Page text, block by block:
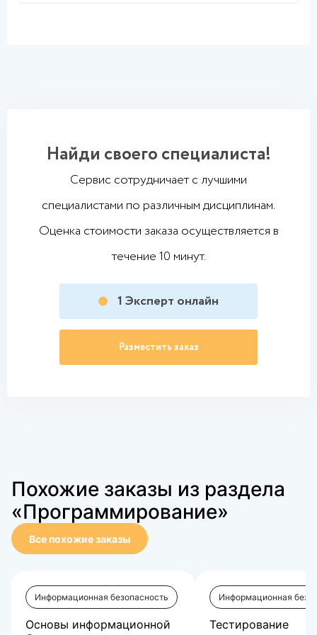
Найди своего специалиста!
Сервис сотрудничает с лучшими
специалистами по различным дисциплинам.
Оценка стоимости заказа осуществляется в
течение 10 минут.
1Эксперт онлайн
Разместить заказ
Похожие заказы из раздела
«Программирование»
Все похожие заказы
Информационная безопасность
Основы информационной
Информационная
Тестирование